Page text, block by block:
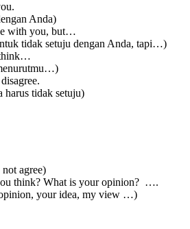
Anda)
with you, but…
tidak setuju dengan Anda, tapi…)
think…
harus tidak setuju)
agree)
think? What is your opinion? ….
your idea, my view …)